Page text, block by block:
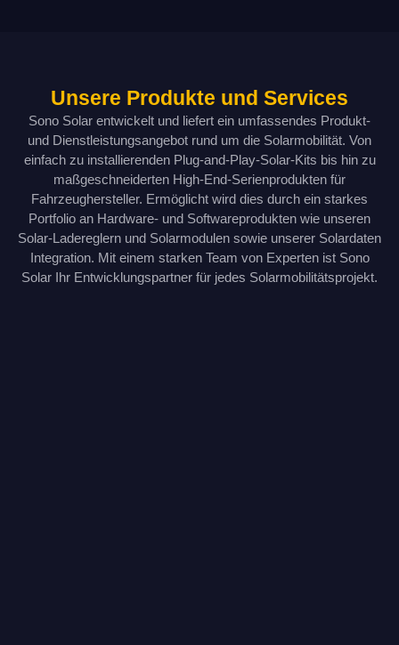
Unsere Produkte und Services
Sono Solar entwickelt und liefert ein umfassendes Produkt-
und Dienstleistungsangebot rund um die Solarmobilität. Von
einfach zu installierenden Plug-and-Play-Solar-Kits bis hin zu
maßgeschneiderten High-End-Serienprodukten für
Fahrzeughersteller. Ermöglicht wird dies durch ein starkes
Portfolio an Hardware- und Softwareprodukten wie unseren
Solar-Ladereglern und Solarmodulen sowie unserer Solardaten
Integration. Mit einem starken Team von Experten ist Sono
Solar Ihr Entwicklungspartner für jedes Solarmobilitätsprojekt.